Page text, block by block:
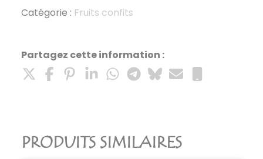
confits
Catégorie : Fruits confits
Partagez cette information :
PRODUITS SIMILAIRES